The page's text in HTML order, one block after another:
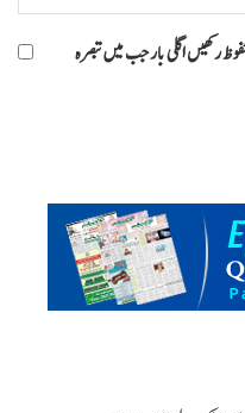
رکھیں اگلی بار جب میں تبصرہ